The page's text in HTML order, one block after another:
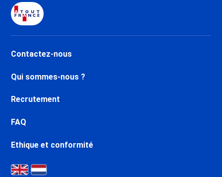
Contactez-nous
Qui sommes-nous ?
Recrutement
FAQ
Ethique et conformité